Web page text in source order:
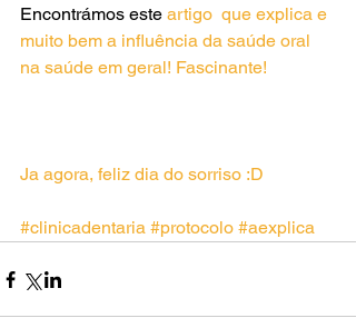
Encontrámos este artigo
  que explica e
muito bem a influência da saúde oral
na saúde em geral! Fascinante!
Ja agora, feliz dia do sorriso :D
#clinicadentaria #protocolo #aexplica